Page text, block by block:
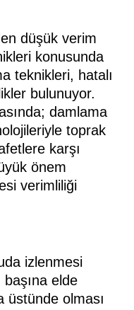
düşük verim
konusunda
teknikleri, hatalı
bulunuyor.
damlama
toprak
karşı
önem
verimliliği
izlenmesi
elde
üstünde olması